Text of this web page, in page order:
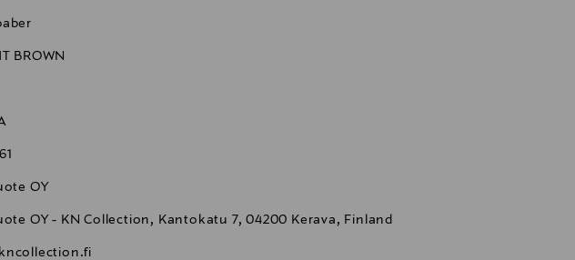
BROWN
OY
OY - KN Collection, Kantokatu 7, 04200 Kerava, Finland